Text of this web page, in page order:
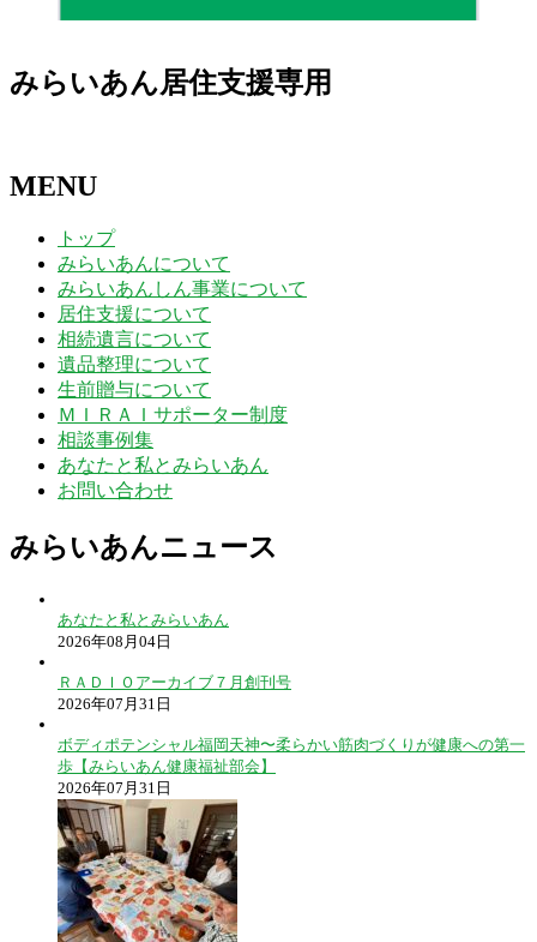
みらいあん居住支援専用
MENU
トップ
みらいあんについて
みらいあんしん事業について
居住支援について
相続遺言について
遺品整理について
生前贈与について
ＭＩＲＡＩサポーター制度
相談事例集
あなたと私とみらいあん
お問い合わせ
みらいあんニュース
あなたと私とみらいあん
2026年08月04日
ＲＡＤＩＯアーカイブ７月創刊号
2026年07月31日
ボディポテンシャル福岡天神〜柔らかい筋肉づくりが健康への第一
歩【みらいあん健康福祉部会】
2026年07月31日